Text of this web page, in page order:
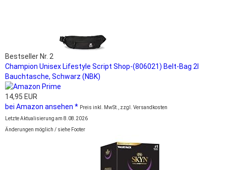
Bestseller Nr. 2
Champion Unisex Lifestyle Script Shop-(806021) Belt-Bag 2l
Bauchtasche, Schwarz (NBK)
14,95 EUR
bei Amazon ansehen * Preis inkl. MwSt., zzgl. Versandkosten
Letzte Aktualisierung am 8.08.2026
Änderungen möglich / siehe Footer